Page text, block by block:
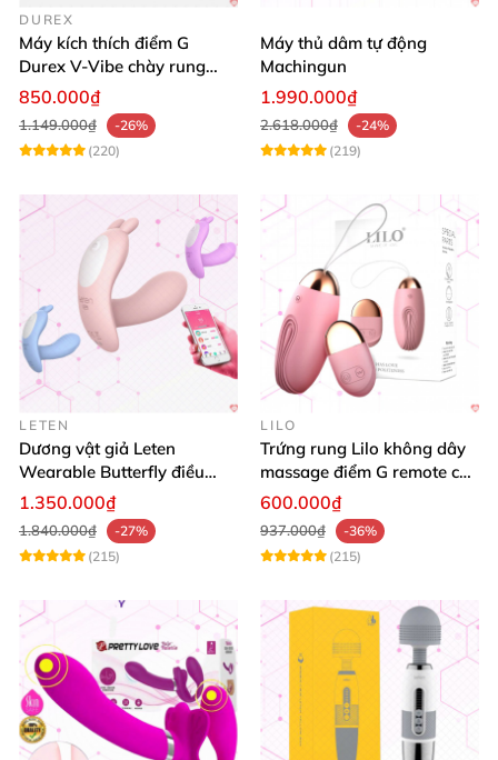
DUREX
Máy kích thích điểm G
Durex V-Vibe chày rung
tinh yêu không dây cao cấp
850.000₫
1.149.000₫
-26%
(220)
Máy thủ dâm tự động
Machingun
1.990.000₫
2.618.000₫
-24%
(219)
LETEN
Dương vật giả Leten
Wearable Butterfly điều
khiển app bluetooth 16 chế
1.350.000₫
1.840.000₫
-27%
(215)
LILO
Trứng rung Lilo không dây
massage điểm G remote cao
cấp USB
600.000₫
937.000₫
-36%
(215)